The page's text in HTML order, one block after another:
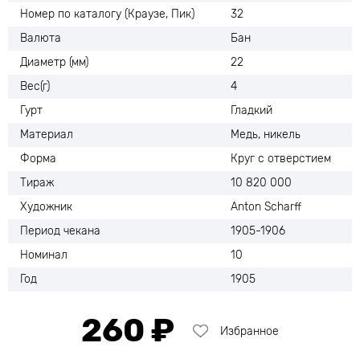
Номер по каталогу (Краузе, Пик)
32
Валюта
Бан
Диаметр (мм)
22
Вес(г)
4
Гурт
Гладкий
Материал
Медь, никель
Форма
Круг с отверстием
Тираж
10 820 000
Художник
Anton Scharff
Период чекана
1905-1906
Номинал
10
Год
1905
260 ₽ Избранное